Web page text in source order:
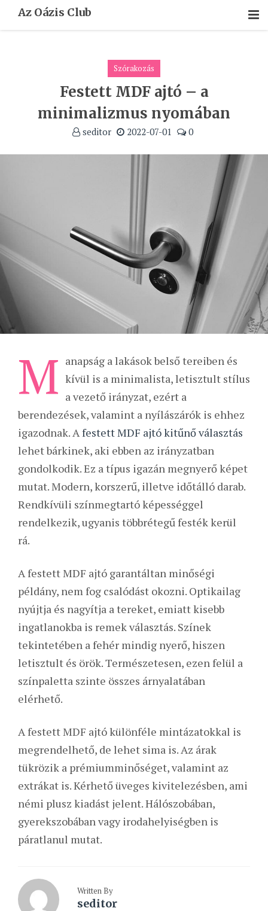
Az Oázis Club
Szórakozás
Festett MDF ajtó – a
minimalizmus nyomában
seditor 2022-07-01 0
M anapság a lakások belső tereiben és
kívül is a minimalista, letisztult stílus
a vezető irányzat, ezért a
berendezések, valamint a nyílászárók is ehhez
igazodnak. Afestett MDF ajtó kitűnő választás
lehet bárkinek, aki ebben az irányzatban
gondolkodik. Ez a típus igazán megnyerő képet
mutat. Modern, korszerű, illetve időtálló darab.
Rendkívüli színmegtartó képességgel
rendelkezik, ugyanis többrétegű festék kerül
rá.
A festett MDF ajtó garantáltan minőségi
példány, nem fog csalódást okozni. Optikailag
nyújtja és nagyítja a tereket, emiatt kisebb
ingatlanokba is remek választás. Színek
tekintetében a fehér mindig nyerő, hiszen
letisztult és örök. Természetesen, ezen felül a
színpaletta szinte összes árnyalatában
elérhető.
A festett MDF ajtó különféle mintázatokkal is
megrendelhető, de lehet sima is. Az árak
tükrözik a prémiumminőséget, valamint az
extrákat is. Kérhető üveges kivitelezésben, ami
némi plusz kiadást jelent. Hálószobában,
gyerekszobában vagy irodahelyiségben is
páratlanul mutat.
Written By
seditor